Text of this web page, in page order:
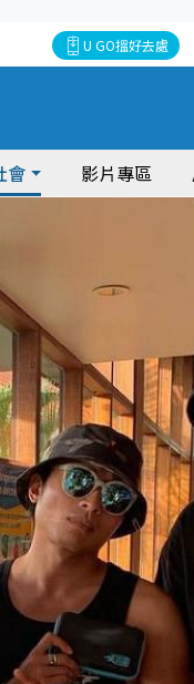
U GO搵好去處
會 影片專區